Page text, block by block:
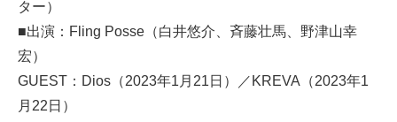
ター）
■出演：Fling Posse（白井悠介、斉藤壮馬、野津山幸
宏）
GUEST：Dios（2023年1月21日）／KREVA（2023年1
月22日）